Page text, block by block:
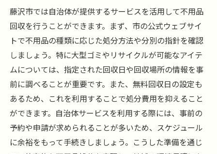
初めての不用品回収でも安心！藤沢市でのスム
ーズな進め方
初めての不用品回収前に準備すること
不用品回収をスムーズにするためのステッ
プガイド
不用品の分類と整理のポイント
藤沢市での不用品回収でよくある質問とそ
の解決策
初めての不用品回収の成功事例
藤沢市では自治体が提供するサービスを活用して不用品
回収を行うことができます。まず、市の公式ウェブサイ
トで不用品の種類に応じた処分方法や分別の指針を確認
しましょう。特に大型ゴミやリサイクルが可能なアイテ
ムについては、指定された回収日や回収場所の情報を事
前に調べることが重要です。また、無料回収日の設定も
あるため、これを利用することで処分費用を抑えること
ができます。自治体サービスを利用する際には、事前の
予約や申請が求められることが多いため、スケジュール
に余裕をもって手続きしましょう。こうした準備を通じ